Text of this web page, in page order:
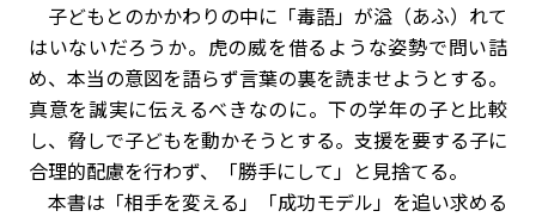
子どもとのかかわりの中に「毒語」が溢（あふ）れて
はいないだろうか。虎の威を借るような姿勢で問い詰
め、本当の意図を語らず言葉の裏を読ませようとする。
真意を誠実に伝えるべきなのに。下の学年の子と比較
し、脅しで子どもを動かそうとする。支援を要する子に
合理的配慮を行わず、「勝手にして」と見捨てる。
本書は「相手を変える」「成功モデル」を追い求める